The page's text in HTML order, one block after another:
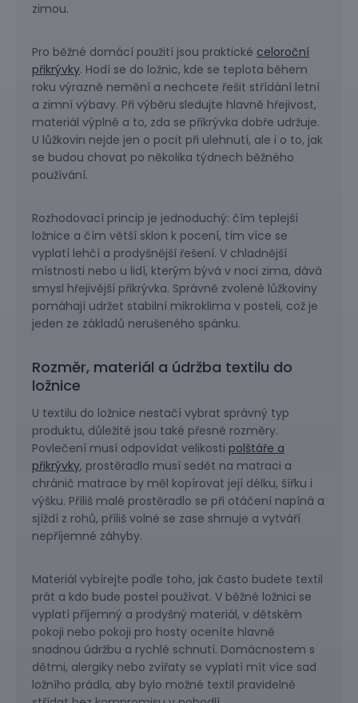
zimou.
Pro běžné domácí použití jsou praktické celoroční
přikrývky. Hodí se do ložnic, kde se teplota během
roku výrazně nemění a nechcete řešit střídání letní
a zimní výbavy. Při výběru sledujte hlavně hřejivost,
materiál výplně a to, zda se přikrývka dobře udržuje.
U lůžkovin nejde jen o pocit při ulehnutí, ale i o to, jak
se budou chovat po několika týdnech běžného
používání.
Rozhodovací princip je jednoduchý: čím teplejší
ložnice a čím větší sklon k pocení, tím více se
vyplatí lehčí a prodyšnější řešení. V chladnější
místnosti nebo u lidí, kterým bývá v noci zima, dává
smysl hřejivější přikrývka. Správně zvolené lůžkoviny
pomáhají udržet stabilní mikroklima v posteli, což je
jeden ze základů nerušeného spánku.
Rozměr, materiál a údržba textilu do
ložnice
U textilu do ložnice nestačí vybrat správný typ
produktu, důležité jsou také přesné rozměry.
Povlečení musí odpovídat velikosti polštáře a
přikrývky, prostěradlo musí sedět na matraci a
chránič matrace by měl kopírovat její délku, šířku i
výšku. Příliš malé prostěradlo se při otáčení napíná a
sjíždí z rohů, příliš volné se zase shrnuje a vytváří
nepříjemné záhyby.
Materiál vybírejte podle toho, jak často budete textil
prát a kdo bude postel používat. V běžné ložnici se
vyplatí příjemný a prodyšný materiál, v dětském
pokoji nebo pokoji pro hosty oceníte hlavně
snadnou údržbu a rychlé schnutí. Domácnostem s
dětmi, alergiky nebo zvířaty se vyplatí mít více sad
ložního prádla, aby bylo možné textil pravidelně